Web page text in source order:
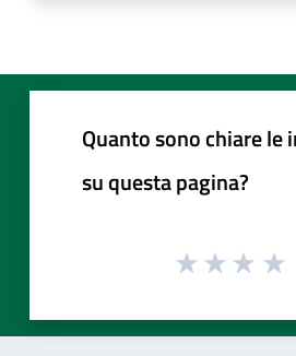
Quanto sono chiare le
su questa pagina?